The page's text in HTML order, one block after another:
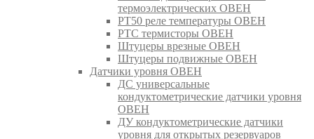
термоэлектрических ОВЕН
РТ50 реле температуры ОВЕН
РТС термисторы ОВЕН
Штуцеры врезные ОВЕН
Штуцеры подвижные ОВЕН
Датчики уровня ОВЕН
ДС универсальные
кондуктометрические датчики уровня
ОВЕН
ДУ кондуктометрические датчики
уровня для открытых резервуаров